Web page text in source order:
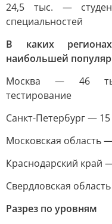
24,5 тыс. —
специальностей
В каких
наибольшей
Москва — 46
тестирование
Санкт-Петербург — 15
Московская область
Краснодарский край
Свердловская
Разрез по уровням